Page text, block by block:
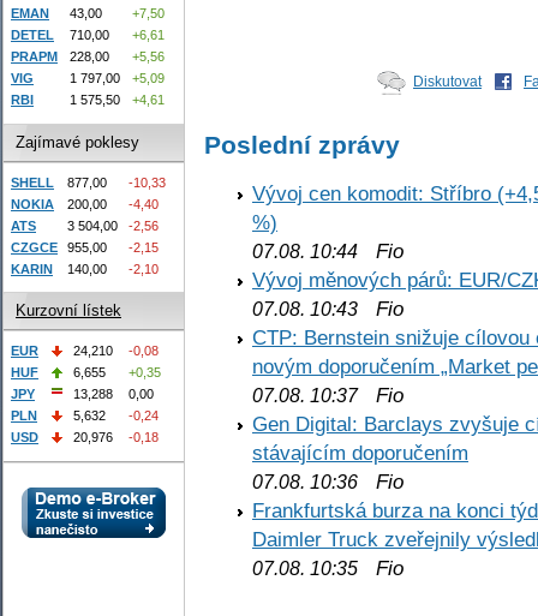
Diskutovat
Poslední zprávy
Vývoj cen komodit: Stříbro
%)
07.08. 10:44 Fio
Vývoj měnových párů: EUR/
07.08. 10:43 Fio
CTP: Bernstein snižuje
novým doporučením „Market
07.08. 10:37Fio
Gen Digital: Barclays zvyšuje
stávajícím doporučením
07.08. 10:36 Fio
Frankfurtská burza na konci
Daimler Truck zveřejnily
07.08. 10:35 Fio
EMAN 43,00
+7,50
DETEL
710,00
+6,61
PRAPM
228,00
+5,56
VIG
1 797,00
+5,09
RBI
1 575,50 +4,61
Zajímavé poklesy
SHELL 877,00
-10,33
NOKIA
200,00
-4,40
ATS
3 504,00
-2,56
CZGCE
955,00
-2,15
KARIN
140,00 -2,10
Kurzovní lístek
EUR 24,210
-0,08
HUF
6,655
+0,35
JPY
13,288
0,00
PLN
5,632
-0,24
USD
20,976 -0,18